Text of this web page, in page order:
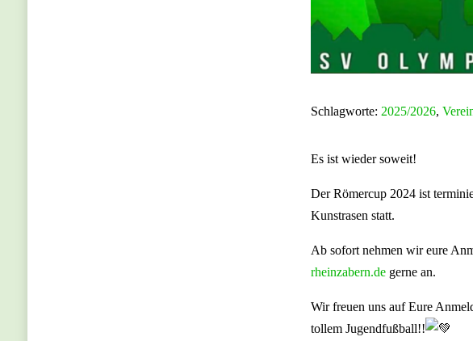
Schlagworte: 2025/2026,
Es ist wieder soweit!
Der Römercup 2024 ist
Kunstrasen statt.
Ab sofort nehmen wir eure
rheinzabern.de gerne an.
Wir freuen uns auf Eure
tollem Jugendfußball!!